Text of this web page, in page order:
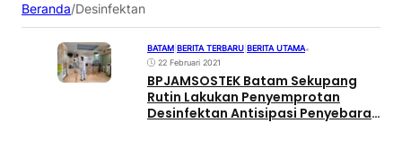
Beranda/Desinfektan
BATAM BERITA TERBARU BERITA UTAMA•
22 Februari 2021
BPJAMSOSTEK Batam Sekupang
Rutin Lakukan Penyemprotan
Desinfektan Antisipasi Penyebaran